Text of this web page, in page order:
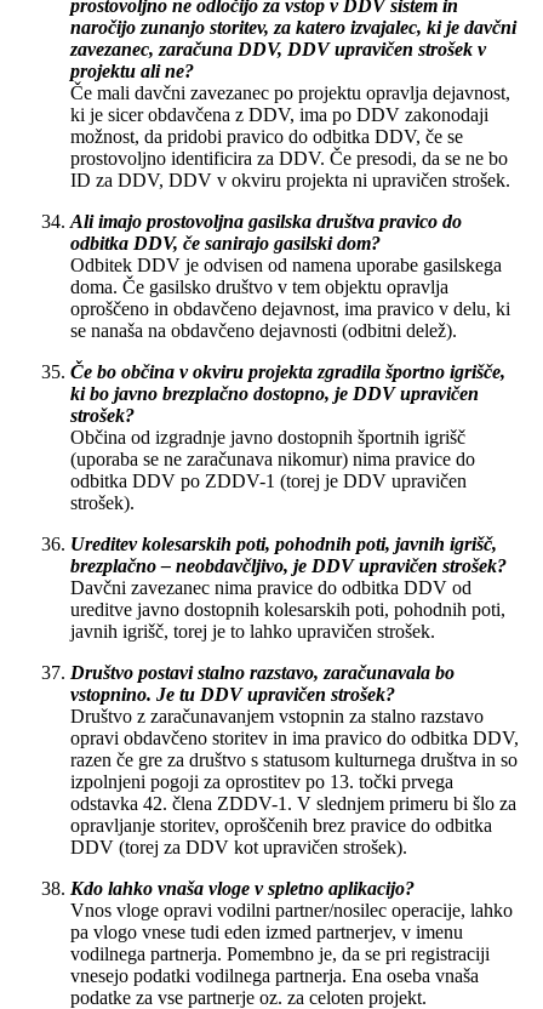
prostovoljno ne odločijo za vstop v DDV sistem in
naročijo zunanjo storitev, za katero izvajalec, ki je davčni
zavezanec, zaračuna DDV, DDV upravičen strošek v
projektu ali ne?
Če mali davčni zavezanec po projektu opravlja dejavnost,
ki je sicer obdavčena z DDV, ima po DDV zakonodaji
možnost, da pridobi pravico do odbitka DDV, če se
prostovoljno identificira za DDV. Če presodi, da se ne bo
ID za DDV, DDV v okviru projekta ni upravičen strošek.
Ali imajo prostovoljna gasilska društva pravico do
odbitka DDV, če sanirajo gasilski dom?
Odbitek DDV je odvisen od namena uporabe gasilskega
doma. Če gasilsko društvo v tem objektu opravlja
oproščeno in obdavčeno dejavnost, ima pravico v delu, ki
se nanaša na obdavčeno dejavnosti (odbitni delež).
Če bo občina v okviru projekta zgradila športno igrišče,
ki bo javno brezplačno dostopno, je DDV upravičen
strošek?
Občina od izgradnje javno dostopnih športnih igrišč
(uporaba se ne zaračunava nikomur) nima pravice do
odbitka DDV po ZDDV-1 (torej je DDV upravičen
strošek).
Ureditev kolesarskih poti, pohodnih poti, javnih igrišč,
brezplačno – neobdavčljivo, je DDV upravičen strošek?
Davčni zavezanec nima pravice do odbitka DDV od
ureditve javno dostopnih kolesarskih poti, pohodnih poti,
javnih igrišč, torej je to lahko upravičen strošek.
Društvo postavi stalno razstavo, zaračunavala bo
vstopnino. Je tu DDV upravičen strošek?
Društvo z zaračunavanjem vstopnin za stalno razstavo
opravi obdavčeno storitev in ima pravico do odbitka DDV,
razen če gre za društvo s statusom kulturnega društva in so
izpolnjeni pogoji za oprostitev po 13. točki prvega
odstavka 42. člena ZDDV-1. V slednjem primeru bi šlo za
opravljanje storitev, oproščenih brez pravice do odbitka
DDV (torej za DDV kot upravičen strošek).
Kdo lahko vnaša vloge v spletno aplikacijo?
Vnos vloge opravi vodilni partner/nosilec operacije, lahko
pa vlogo vnese tudi eden izmed partnerjev, v imenu
vodilnega partnerja. Pomembno je, da se pri registraciji
vnesejo podatki vodilnega partnerja. Ena oseba vnaša
podatke za vse partnerje oz. za celoten projekt.